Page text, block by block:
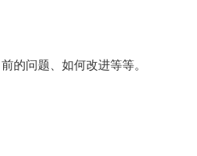
问题、如何改进等等。